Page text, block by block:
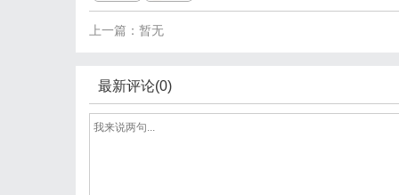
上一篇：暂无
最新评论(0)